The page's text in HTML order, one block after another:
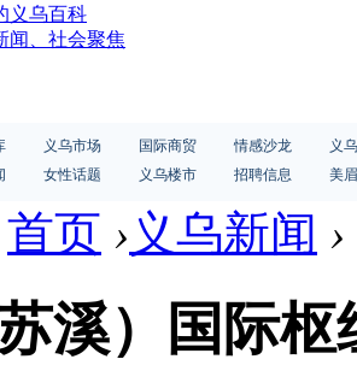
义乌百科
闻、社会聚焦
义乌市场 国际商贸 情感沙龙
义
女性话题 义乌楼市 招聘信息 美
首页 › 义乌新闻 ›
溪）国际